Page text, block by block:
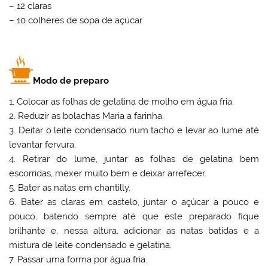
– 12 claras
– 10 colheres de sopa de açúcar
Modo de preparo
1. Colocar as folhas de gelatina de molho em água fria.
2. Reduzir as bolachas Maria a farinha.
3. Deitar o leite condensado num tacho e levar ao lume até
levantar fervura.
4. Retirar do lume, juntar as folhas de gelatina bem
escorridas, mexer muito bem e deixar arrefecer.
5. Bater as natas em chantilly.
6. Bater as claras em castelo, juntar o açúcar a pouco e
pouco, batendo sempre até que este preparado fique
brilhante e, nessa altura, adicionar as natas batidas e a
mistura de leite condensado e gelatina.
7. Passar uma forma por água fria.